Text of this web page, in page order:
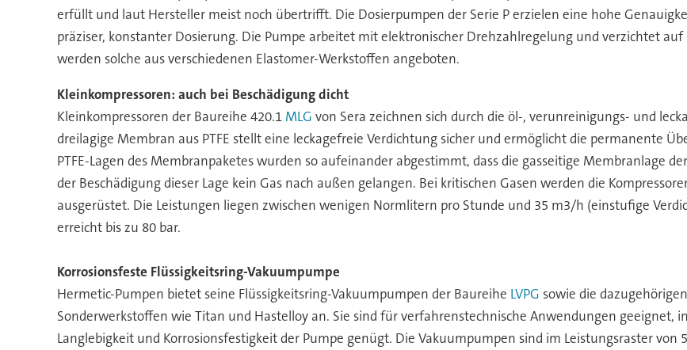
erfüllt und laut Hersteller meist noch übertrifft. Die Dosierpumpen der Serie P erzielen eine hohe
präziser, konstanter Dosierung. Die Pumpe arbeitet mit elektronischer Drehzahlregelung und verzichtet
werden solche aus verschiedenen Elastomer-Werkstoffen angeboten.
Kleinkompressoren: auch bei Beschädigung dicht
Kleinkompressoren der Baureihe 420.1 MLG von Sera zeichnen sich durch die öl-, verunreinigungs- und
dreilagige Membran aus PTFE stellt eine leckagefreie Verdichtung sicher und ermöglicht die permanente
PTFE-Lagen des Membranpaketes wurden so aufeinander abgestimmt, dass die gasseitige Membranlage
der Beschädigung dieser Lage kein Gas nach außen gelangen. Bei kritischen Gasen werden die
ausgerüstet. Die Leistungen liegen zwischen wenigen Normlitern pro Stunde und 35 m3/h (einstufige
erreicht bis zu 80 bar.
Korrosionsfeste Flüssigkeitsring-Vakuumpumpe
Hermetic-Pumpen bietet seine Flüssigkeitsring-Vakuumpumpen der Baureihe LVPG sowie die
Sonderwerkstoffen wie Titan und Hastelloy an. Sie sind für verfahrenstechnische Anwendungen geeignet,
Langlebigkeit und Korrosionsfestigkeit der Pumpe genügt. Die Vakuumpumpen sind im Leistungsraster von